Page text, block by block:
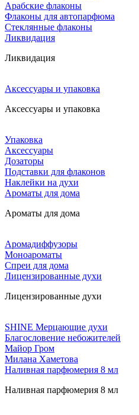
Арабские флаконы
Флаконы для автопарфюма
Стеклянные флаконы
Ликвидация
Ликвидация
Аксессуары и упаковка
Аксессуары и упаковка
Упаковка
Аксессуары
Дозаторы
Подставки для флаконов
Наклейки на духи
Ароматы для дома
Ароматы для дома
Аромадиффузоры
Моноароматы
Спреи для дома
Лицензированные духи
Лицензированные духи
SHINE Мерцающие духи
Благословение небожителей
Майор Гром
Милана Хаметова
Наливная парфюмерия 8 мл
Наливная парфюмерия 8 мл